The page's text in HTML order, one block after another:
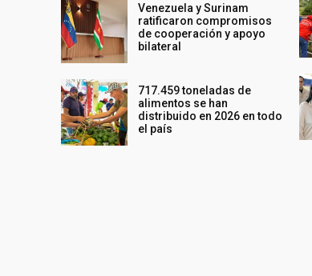
Venezuela y Surinam
ratificaron compromisos
de cooperación y apoyo
bilateral
717.459 toneladas de
alimentos se han
distribuido en 2026 en todo
el país